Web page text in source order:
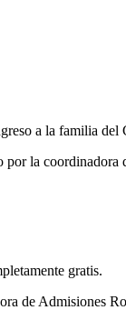
a la familia
la
gratis.
de Admisiones